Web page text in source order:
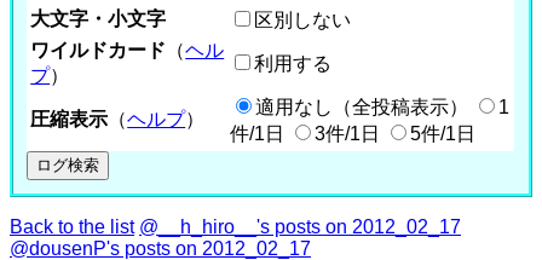
大文字・小文字
区別しない
ワイルドカード （ヘル
プ）
利用する
圧縮表示 （ヘルプ）
適用なし（全投稿表示）
1
件/1日
3件/1日 5件/1日
Back to the list @__h_hiro__'s posts on 2012_02_17
@dousenP's posts on 2012_02_17